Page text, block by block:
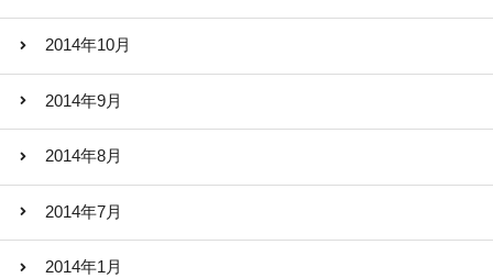
2014年10月
2014年9月
2014年8月
2014年7月
2014年1月